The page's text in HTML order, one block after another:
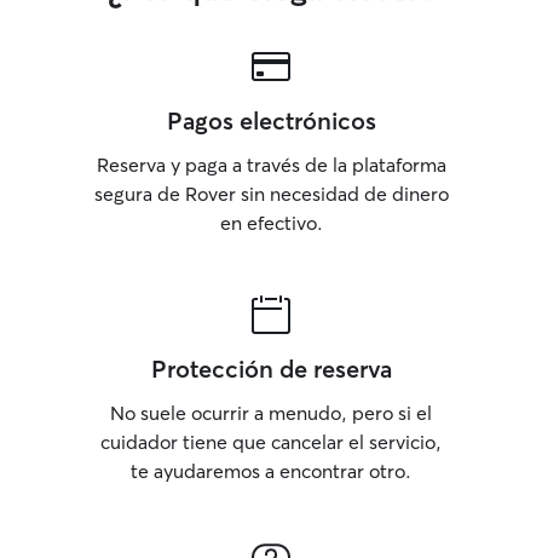
Pagos electrónicos
Reserva y paga a través de la plataforma
segura de Rover sin necesidad de dinero
en efectivo.
Protección de reserva
No suele ocurrir a menudo, pero si el
cuidador tiene que cancelar el servicio,
te ayudaremos a encontrar otro.